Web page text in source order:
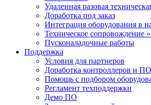
Удаленная разовая
Доработка под заказ
Интеграция оборудования в
Техническое сопровождение
Пусконаладочные работы
Поддержка
Условия для партнеров
Доработка контроллеров и ПО
Помощь с подбором
Регламент техподдержки
Демо ПО